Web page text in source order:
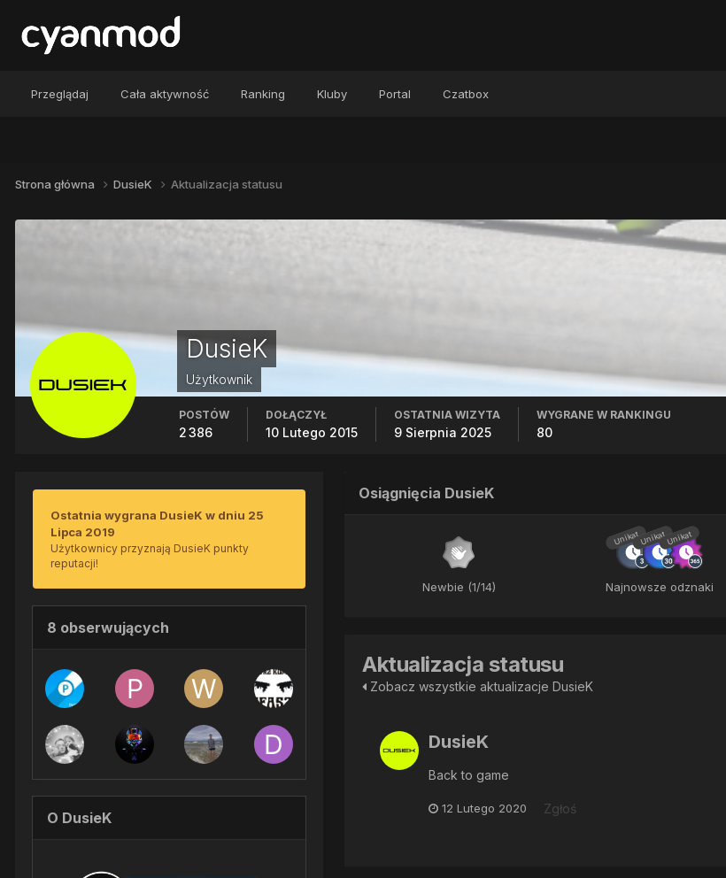
Przeglądaj Cała aktywność Ranking Kluby Portal Czatbox
Strona główna DusieK Aktualizacja statusu
DusieK
Użytkownik
POSTÓW
2 386
DOŁĄCZYŁ
10 Lutego 2015
OSTATNIA WIZYTA
9 Sierpnia 2025
WYGRANE W RANKINGU
80
Ostatnia wygrana DusieK w dniu 25
Lipca 2019
Użytkownicy przyznają DusieK punkty
reputacji!
8 obserwujących
O DusieK
Osiągnięcia DusieK
Newbie (1/14)
UnikatUnikatUnikat
Najnowsze odznaki
Aktualizacja statusu
Zobacz wszystkie aktualizacje DusieK
DusieK
Back to game
12 Lutego 2020 Zgłoś